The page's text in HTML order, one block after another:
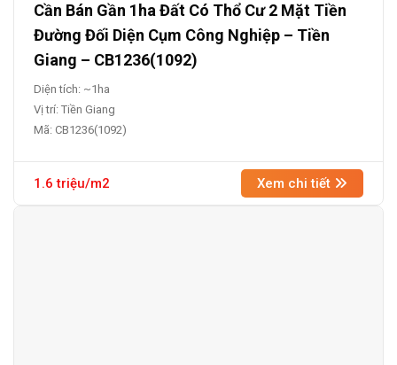
Cần Bán Gần 1ha Đất Có Thổ Cư 2 Mặt Tiền
Đường Đối Diện Cụm Công Nghiệp – Tiền
Giang – CB1236(1092)
Diện tích: ~1ha
Vị trí: Tiền Giang
Mã: CB1236(1092)
1.6 triệu/m2 Xem chi tiết